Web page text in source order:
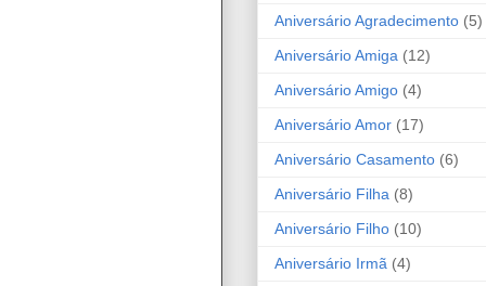
Aniversário Agradecimento (5)
Aniversário Amiga (12)
Aniversário Amigo (4)
Aniversário Amor (17)
Aniversário Casamento (6)
Aniversário Filha (8)
Aniversário Filho (10)
Aniversário Irmã (4)